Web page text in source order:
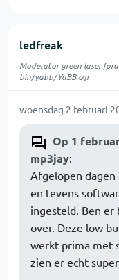
ledfreak
Moderator green laser
bin/yabb/YaBB.cgi
woensdag 2 februari
Op 1
mp3jay:
Afgelopen dagen
en tevens
ingesteld. Ben
over. Deze low
werkt prima met
zien er echt